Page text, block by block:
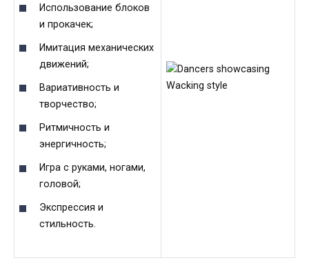
Использование блоков
и прокачек;
Имитация механических
движений;
Вариативность и
творчество;
Ритмичность и
энергичность;
Игра с руками, ногами,
головой;
Экспрессия и
стильность.